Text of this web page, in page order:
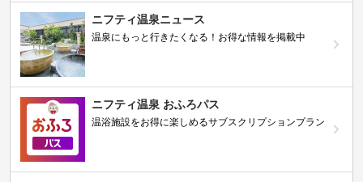
ニフティ温泉ニュース
温泉にもっと行きたくなる！お得な情報を掲載中
ニフティ温泉 おふろパス
温浴施設をお得に楽しめるサブスクリプションプラン